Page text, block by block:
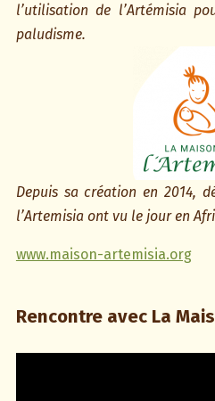
l’utilisation de l’Artémisia
paludisme.
Depuis sa création en 2014,
l’Artemisia ont vu le jour en
www.maison-artemisia.org
Rencontre avec La